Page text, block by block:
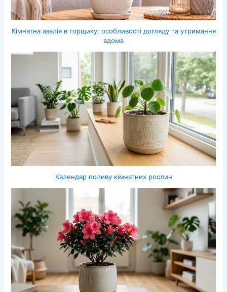
Кімнатна азалія в горщику: особливості догляду та утримання
вдома
Календар поливу кімнатних рослин